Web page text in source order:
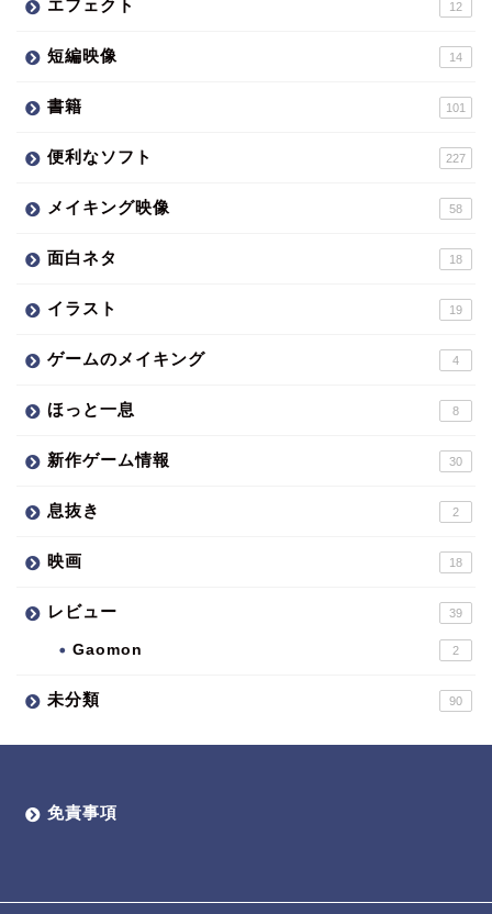
エフェクト 12
短編映像 14
書籍 101
便利なソフト 227
メイキング映像 58
面白ネタ 18
イラスト 19
ゲームのメイキング 4
ほっと一息 8
新作ゲーム情報 30
息抜き 2
映画 18
レビュー 39
Gaomon 2
未分類 90
免責事項